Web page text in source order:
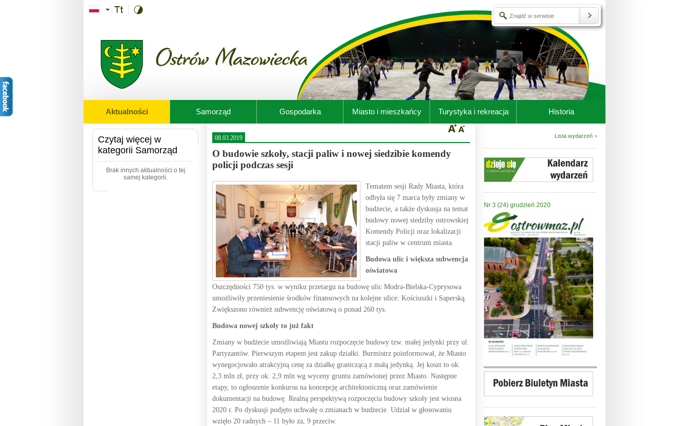
Aktualności Samorząd Gospodarka Miasto i mieszkańcy Turystyka i rekreacja Historia
Czytaj więcej w
kategorii Samorząd
Brak innych aktualności o tej
samej kategorii.
08.03.2019
O budowie szkoły, stacji paliw i nowej siedzibie komendy
policji podczas sesji
Tematem sesji Rady Miasta, która
odbyła się 7 marca były zmiany w
budżecie, a także dyskusja na temat
budowy nowej siedziby ostrowskiej
Komendy Policji oraz lokalizacji
stacji paliw w centrum miasta.
Budowa ulic i większa subwencja
oświatowa
Oszczędności 750 tys. w wyniku przetargu na budowę ulic Modra-Bielska-Cyprysowa
umożliwiły przeniesienie środków finansowych na kolejne ulice: Kościuszki i Saperską.
Zwiększono również subwencję oświatową o ponad 260 tys.
Budowa nowej szkoły to już fakt
Zmiany w budżecie umożliwiają Miastu rozpoczęcie budowy tzw. małej jedynki przy ul.
Partyzantów. Pierwszym etapem jest zakup działki. Burmistrz poinformował, że Miasto
wynegocjowało atrakcyjną cenę za działkę graniczącą z małą jedynką. Jej koszt to ok.
2,3 mln zł, przy ok. 2,9 mln wg wyceny gruntu zamówionej przez Miasto. Następne
etapy, to ogłoszenie konkursu na koncepcję architektoniczną oraz zamówienie
dokumentacji na budowę. Realną perspektywą rozpoczęcia budowy szkoły jest wiosna
2020 r. Po dyskusji podjęto uchwałę o zmianach w budżecie. Udział w głosowaniu
wzięło 20 radnych – 11 było za, 9 przeciw.
Lista wydarzeń
Nr 3 (24) grudzień 2020